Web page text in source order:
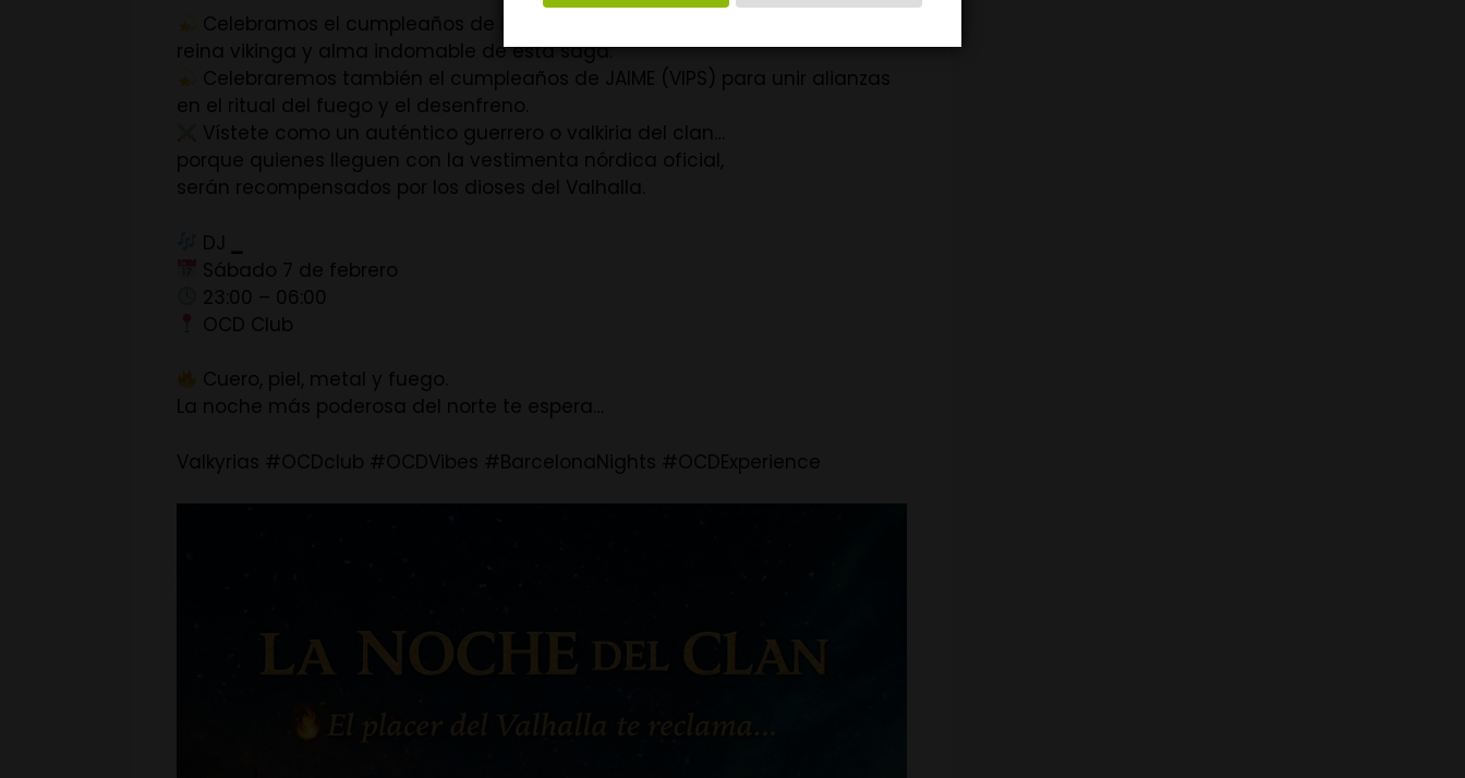
Celebramos el cumpleaños de la jefa del clan, YOLANDA,
reina vikinga y alma indomable de esta saga.
Celebraremos también el cumpleaños de JAIME (VIPS) para unir alianzas
en el ritual del fuego y el desenfreno.
Vístete como un auténtico guerrero o valkiria del clan…
porque quienes lleguen con la vestimenta nórdica oficial,
serán recompensados por los dioses del Valhalla.
DJ
Sábado 7 de febrero
23:00 – 06:00
OCD Club
Cuero, piel, metal y fuego.
La noche más poderosa del norte te espera…
Valkyrias #OCDclub #OCDVibes #BarcelonaNights #OCDExperience